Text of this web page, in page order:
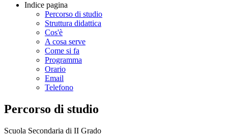
Indice pagina
Percorso di studio
Struttura didattica
Cos'è
A cosa serve
Come si fa
Programma
Orario
Email
Telefono
Percorso di studio
Scuola Secondaria di II Grado